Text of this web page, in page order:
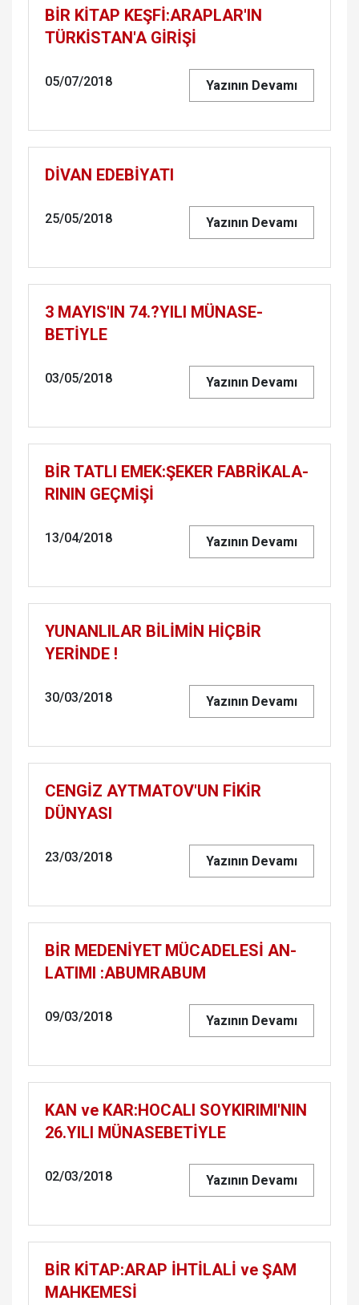
BİR KİTAP KEŞFİ:ARAP­LAR'IN
TÜRKİSTAN'A GİRİŞİ
05/07/2018 Yazının Devamı
DİVAN EDEBİYATI
25/05/2018 Yazının Devamı
3 MAYIS'IN 74.?YILI MÜ­NA­SE­
BETİYLE
03/05/2018 Yazının Devamı
BİR TATLI EMEK:ŞEKER FABRİKA­LA­
RI­NIN GEÇMİŞİ
13/04/2018 Yazının Devamı
YU­NAN­LI­LAR BİLİMİN HİÇBİR
YERİNDE !
30/03/2018 Yazının Devamı
CENGİZ AYTMATOV'UN FİKİR
DÜNYASI
23/03/2018 Yazının Devamı
BİR MEDENİYET MÜ­CA­DE­LESİ AN­
LA­TI­MI :ABUM­RA­BUM
09/03/2018 Yazının Devamı
KAN ve KAR:HOCALI SOYKIRIMI'NIN
26.YILI MÜNASEBETİYLE
02/03/2018 Yazının Devamı
BİR KİTAP:ARAP İHTİLALİ ve ŞAM
MAH­KE­MESİ